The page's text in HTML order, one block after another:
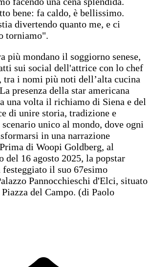
bene: fa caldo, è bellissimo.
divertendo quanto me, e ci
torniamo".
più mondano il soggiorno senese,
sui social dell'attrice con lo chef
tra i nomi più noti dell’alta cucina
presenza della star americana
una volta il richiamo di Siena e del
di unire storia, tradizione e
unico al mondo, dove ogni
in una narrazione
di Woopi Goldberg, al
del 16 agosto 2025, la popstar
festeggiato il suo 67esimo
Pannocchieschi d'Elci, situato
del Campo. (di Paolo